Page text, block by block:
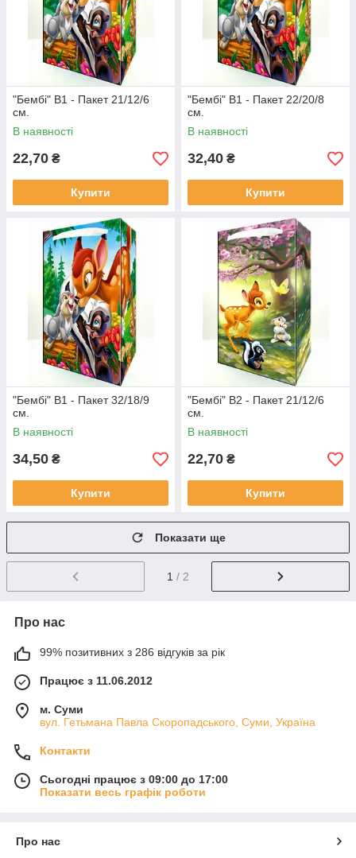
"Бембі" В1 - Пакет 21/12/6
см.
В наявності
22,70 ₴
Купити
"Бембі" В1 - Пакет 22/20/8
см.
В наявності
32,40 ₴
Купити
"Бембі" В1 - Пакет 32/18/9
см.
В наявності
34,50 ₴
Купити
"Бембі" В2 - Пакет 21/12/6
см.
В наявності
22,70 ₴
Купити
Показати ще
1 / 2
Про нас
99% позитивних з 286 відгуків за рік
Працює з 11.06.2012
м. Суми
вул. Гетьмана Павла Скоропадського, Суми, Україна
Контакти
Сьогодні працює з 09:00 до 17:00
Показати весь графік роботи
Про нас